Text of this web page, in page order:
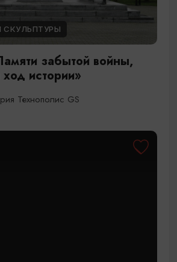
СКУЛЬПТУРЫ
забытой войны,
истории»
Технополис GS